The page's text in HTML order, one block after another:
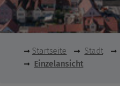
Startseite Stadt
Einzelansicht